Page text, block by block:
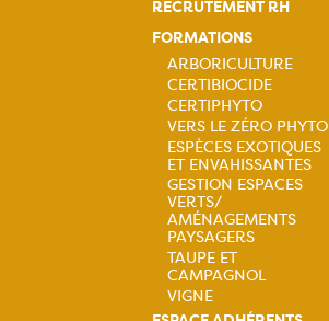
RECRUTEMENT RH
FORMATIONS
Navigation
principale
ARBORICULTURE
CERTIBIOCIDE
CERTIPHYTO
VERS LE ZÉRO PHYTO
ESPÈCES EXOTIQUES
ET ENVAHISSANTES
GESTION ESPACES
VERTS/
AMÉNAGEMENTS
PAYSAGERS
TAUPE ET
CAMPAGNOL
VIGNE